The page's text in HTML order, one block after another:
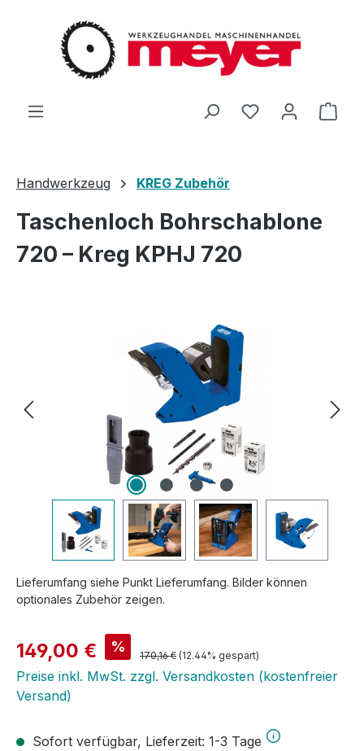
Zum Hauptinhalt springen
Du hast 0
Handwerkzeug KREG Zubehör
Taschenloch Bohrschablone
720 – Kreg KPHJ 720
Lieferumfang siehe Punkt Lieferumfang. Bilder können
optionales Zubehör zeigen.
Verkaufspreis:
149,00 € % Regulärer Preis:
170,16 € (12.44% gespart)
Preise inkl. MwSt. zzgl. Versandkosten (kostenfreier
Versand)
Sofort verfügbar, Lieferzeit: 1-3 Tage